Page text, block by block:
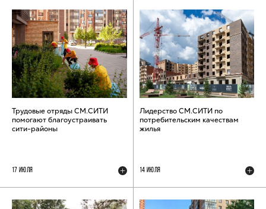
Трудовые отряды СМ.СИТИ
помогают благоустраивать
сити-районы
17 ИЮЛЯ
Лидерство СМ.СИТИ по
потребительским качествам
жилья
14 ИЮЛЯ